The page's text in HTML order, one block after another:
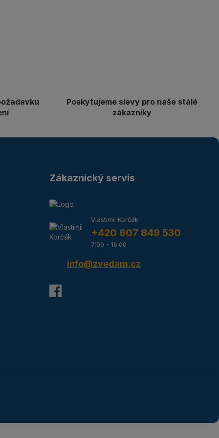
Poskytujeme slevy pro naše stálé
zákazníky
Zákaznický servis
Vlastimil Korčák
+420 607 849 530
7:00 - 16:00
info@zvedam.cz